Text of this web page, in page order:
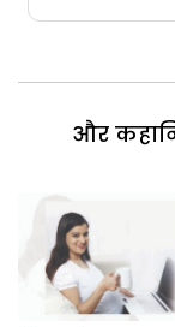
और